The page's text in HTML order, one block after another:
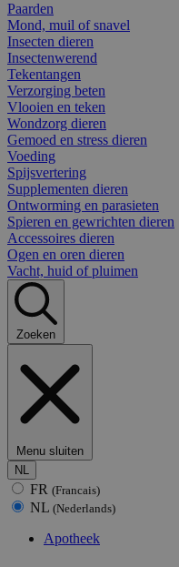
Paarden
Mond, muil of snavel
Insecten dieren
Insectenwerend
Tekentangen
Verzorging beten
Vlooien en teken
Wondzorg dieren
Gemoed en stress dieren
Voeding
Spijsvertering
Supplementen dieren
Ontworming en parasieten
Spieren en gewrichten dieren
Accessoires dieren
Ogen en oren dieren
Vacht, huid of pluimen
Zoeken
Menu sluiten
NL
FR (Francais)
NL (Nederlands)
Apotheek